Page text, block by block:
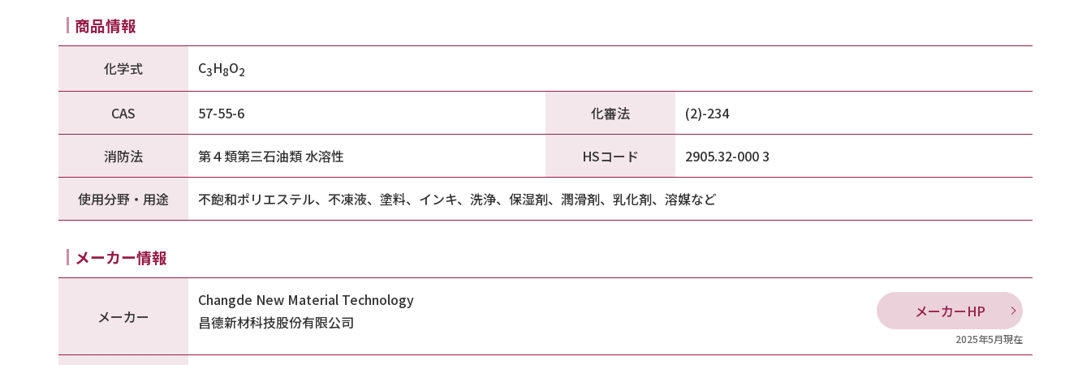
商品情報
化学式 C3H8O2
CAS 57-55-6 化審法 (2)-234
消防法 第４類第三石油類 水溶性 HSコード 2905.32-000 3
使用分野・用途 不飽和ポリエステル、不凍液、塗料、インキ、洗浄、保湿剤、潤滑剤、乳化剤、溶媒など
メーカー情報
メーカー
Changde New Material Technology
昌德新材科技股份有限公司
メーカーHP
2025年5月現在